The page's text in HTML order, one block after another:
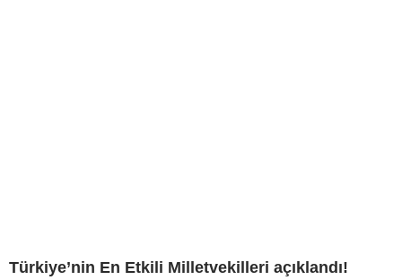
Türkiye’nin En Etkili Milletvekilleri açıklandı!